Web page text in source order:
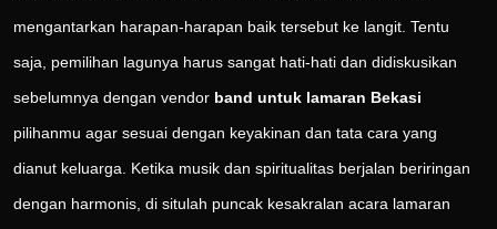
mengantarkan harapan-harapan baik tersebut ke langit. Tentu
saja, pemilihan lagunya harus sangat hati-hati dan didiskusikan
sebelumnya dengan vendor band untuk lamaran Bekasi
pilihanmu agar sesuai dengan keyakinan dan tata cara yang
dianut keluarga. Ketika musik dan spiritualitas berjalan beriringan
dengan harmonis, di situlah puncak kesakralan acara lamaran